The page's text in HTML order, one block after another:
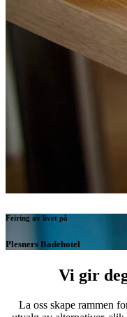
Feiring av livet på
Plesners Badehotel
Vi gir
La oss skape rammen